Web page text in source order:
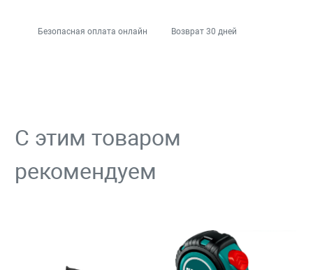
Безопасная оплата онлайн Возврат 30 дней
С этим товаром
рекомендуем